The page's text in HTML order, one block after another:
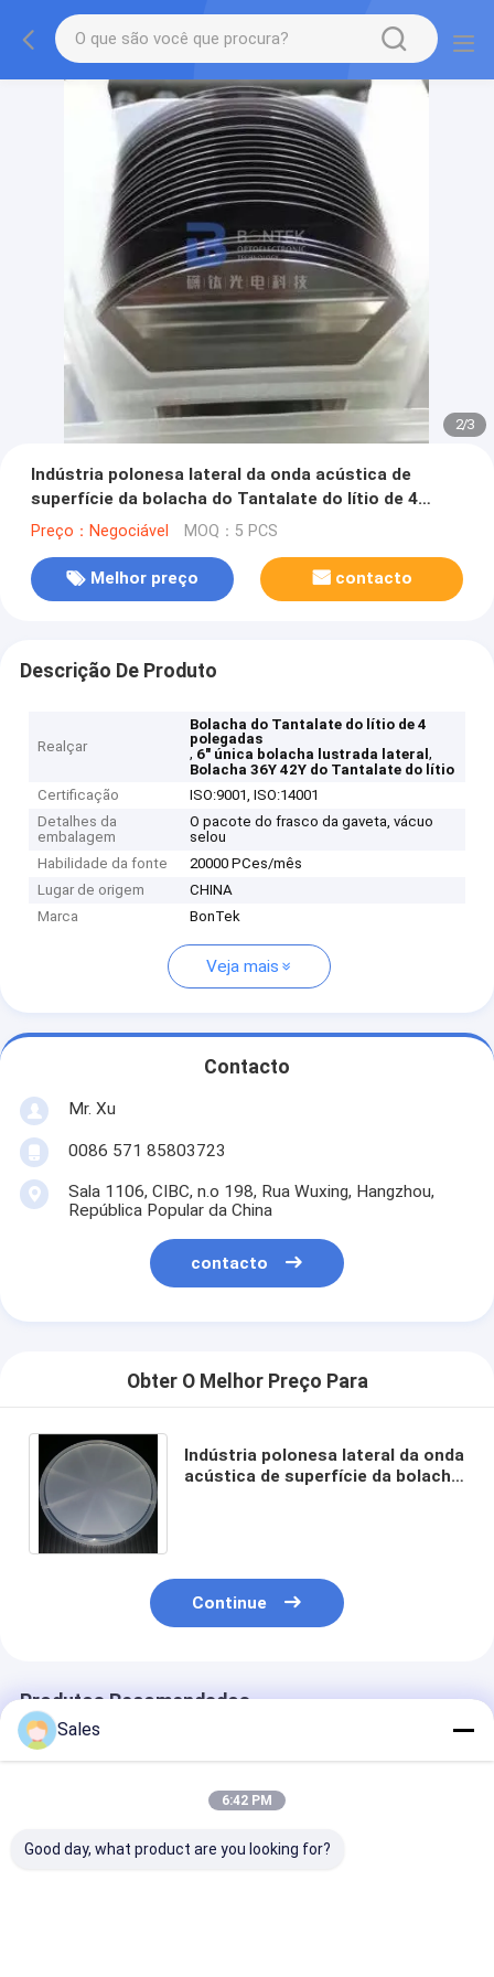
2/3
Indústria polonesa lateral da onda acústica de
superfície da bolacha do Tantalate do lítio de 4
polegadas única
Preço：Negociável MOQ：5 PCS
Melhor preço contacto
Descrição De Produto
Realçar
Bolacha do Tantalate do lítio de 4
polegadas
, 6" única bolacha lustrada lateral,
Bolacha 36Y 42Y do Tantalate do lítio
Certificação
ISO:9001, ISO:14001
Detalhes da
embalagem
O pacote do frasco da gaveta, vácuo
selou
Habilidade da fonte
20000 PCes/mês
Lugar de origem
CHINA
Marca
BonTek
Veja mais
Contacto
Mr. Xu
0086 571 85803723
Sala 1106, CIBC, n.o 198, Rua Wuxing, Hangzhou,
República Popular da China
contacto
Obter O Melhor Preço Para
Indústria polonesa lateral da onda
acústica de superfície da bolacha
Continue
Produtos Recomendados
Sales
6:42 PM
Good day, what product are you looking for?